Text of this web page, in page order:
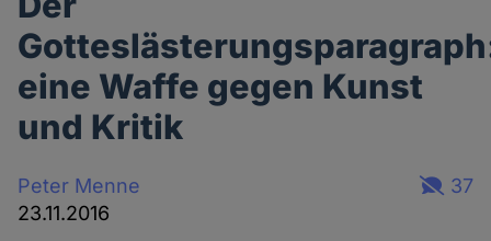
eine Waffe gegen Kunst
und Kritik
Peter Menne
23.11.2016
37